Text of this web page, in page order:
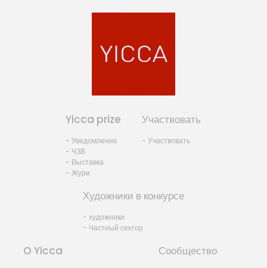
Yicca prize
- Уведомление
- ЧЗВ
- Выставка
- Жури
Участвовать
- Участвовать
Художники в конкурсе
- художники
- Частный сектор
O Yicca Сообщество